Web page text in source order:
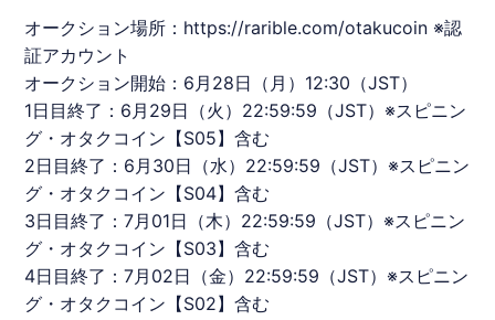
オークション場所： https://rarible.com/otakucoin ※認
証アカウント
オークション開始：6月28日（月）12:30（JST）
1日目終了：6月29日（火）22:59:59（JST）※スピニン
グ・ オタクコイン 【S05】含む
2日目終了：6月30日（水）22:59:59（JST）※スピニン
グ・ オタクコイン 【S04】含む
3日目終了：7月01日（木）22:59:59（JST）※スピニン
グ・ オタクコイン 【S03】含む
4日目終了：7月02日（金）22:59:59（JST）※スピニン
グ・ オタクコイン 【S02】含む